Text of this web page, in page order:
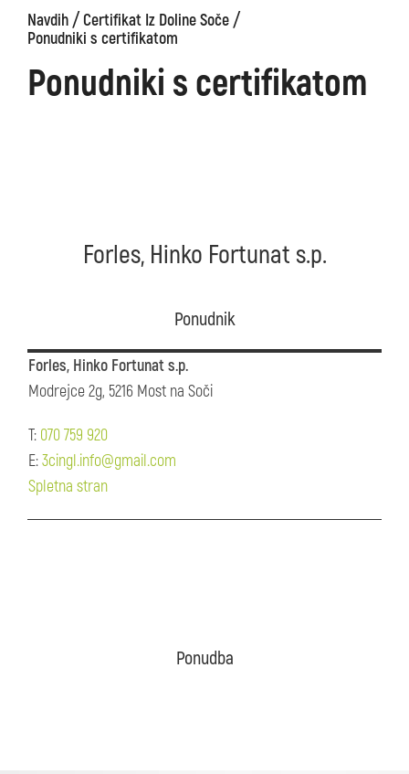
Navdih/Certifikat Iz Doline Soče/
Ponudniki s certifikatom
Ponudniki s certifikatom
Forles, Hinko Fortunat s.p.
Ponudnik
Forles, Hinko Fortunat s.p.
Modrejce 2g, 5216 Most na Soči
T: 070 759 920
E:3cingl.info@gmail.com
Spletna stran
Ponudba